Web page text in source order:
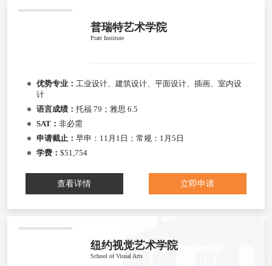
普瑞特艺术学院
Pratt Institute
优势专业： 工业设计、建筑设计、平面设计、插画、室内设
计
语言成绩： 托福 79；雅思 6.5
SAT： 非必需
申请截止： 早申：11月1日；常规：1月5日
学费： $51,754
查看详情 立即申请
纽约视觉艺术学院
School of Visual Arts